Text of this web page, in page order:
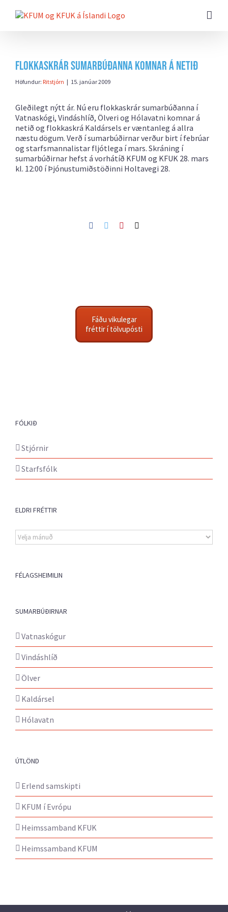
beint
Flokkaskrár sumarbúðanna komnar á netið
Höfundur: Ritstjórn | 15. janúar 2009
Gleðilegt nýtt ár. Nú eru flokkaskrár sumarbúðanna í
Vatnaskógi, Vindáshlíð, Ölveri og Hólavatni komnar á
netið og flokkaskrá Kaldársels er væntanleg á allra
næstu dögum. Verð í sumarbúðirnar verður birt í febrúar
og starfsmannalistar fljótlega í mars. Skráning í
sumarbúðirnar hefst á vorhátíð KFUM og KFUK 28. mars
kl. 12:00 í Þjónustumiðstöðinni Holtavegi 28.
Facebook
TwitterPinterest
Fáðu vikulegar
fréttir í tölvupósti
FÓLKIÐ
Stjórnir
Starfsfólk
ELDRI FRÉTTIR
Eldri
fréttir
FÉLAGSHEIMILIN
SUMARBÚÐIRNAR
Vatnaskógur
Vindáshlíð
Ölver
Kaldársel
Hólavatn
ÚTLÖND
Erlend samskipti
KFUM í Evrópu
Heimssamband KFUK
Heimssamband KFUM